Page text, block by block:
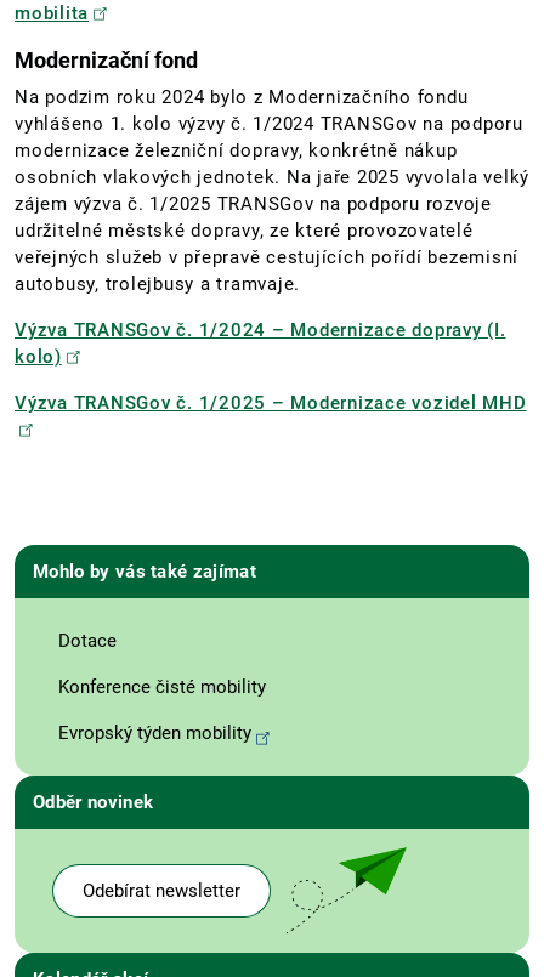
mobilita
Modernizační fond
Na podzim roku 2024 bylo z Modernizačního fondu
vyhlášeno 1. kolo výzvy č. 1/2024 TRANSGov na podporu
modernizace železniční dopravy, konkrétně nákup
osobních vlakových jednotek. Na jaře 2025 vyvolala velký
zájem výzva č. 1/2025 TRANSGov na podporu rozvoje
udržitelné městské dopravy, ze které provozovatelé
veřejných služeb v přepravě cestujících pořídí bezemisní
autobusy, trolejbusy a tramvaje.
Výzva TRANSGov č. 1/2024 – Modernizace dopravy (I.
kolo)
Výzva TRANSGov č. 1/2025 – Modernizace vozidel MHD
Mohlo by vás také zajímat
Dotace
Konference čisté mobility
Evropský týden mobility
Odběr novinek
Odebírat newsletter